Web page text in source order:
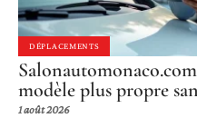
DÉPLACEMENTS
modèle plus propre
1 août 2026